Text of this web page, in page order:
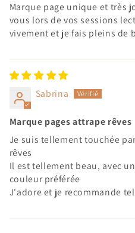
Marque page unique et très
vous lors de vos sessions
vivement et je fais pleins de
Sabrina
Marque pages attrape rêves
Je suis tellement touchée
rêves
Il est tellement beau, avec
couleur préférée
J'adore et je recommande